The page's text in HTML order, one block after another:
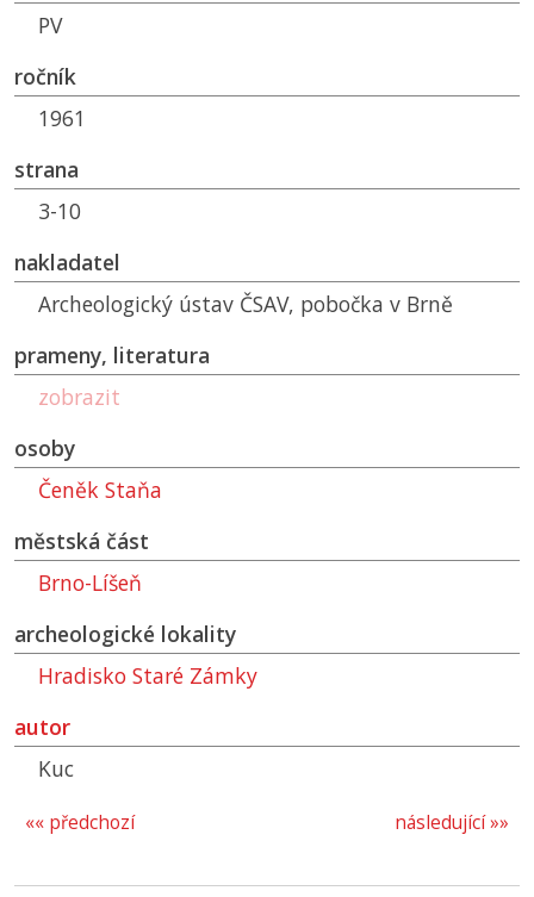
PV
ročník
1961
strana
3-10
nakladatel
Archeologický ústav ČSAV, pobočka v Brně
prameny, literatura
zobrazit
osoby
Čeněk Staňa
městská část
Brno-Líšeň
archeologické lokality
Hradisko Staré Zámky
autor
Kuc
následující »»
«« předchozí